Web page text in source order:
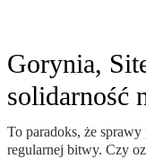
Gorynia,
solidarność
To paradoks, że
regularnej bitwy. Czy